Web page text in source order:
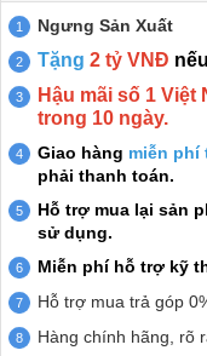
Ngưng Sản Xuất
Tặng 2 tỷ VNĐ
Hậu mãi số 1 Việt
trong 10 ngày.
Giao hàng miễn phí
phải thanh toán.
Hỗ trợ mua lại sản
sử dụng.
Miễn phí hỗ trợ kỹ
Hỗ trợ mua trả góp
Hàng chính hãng, rõ